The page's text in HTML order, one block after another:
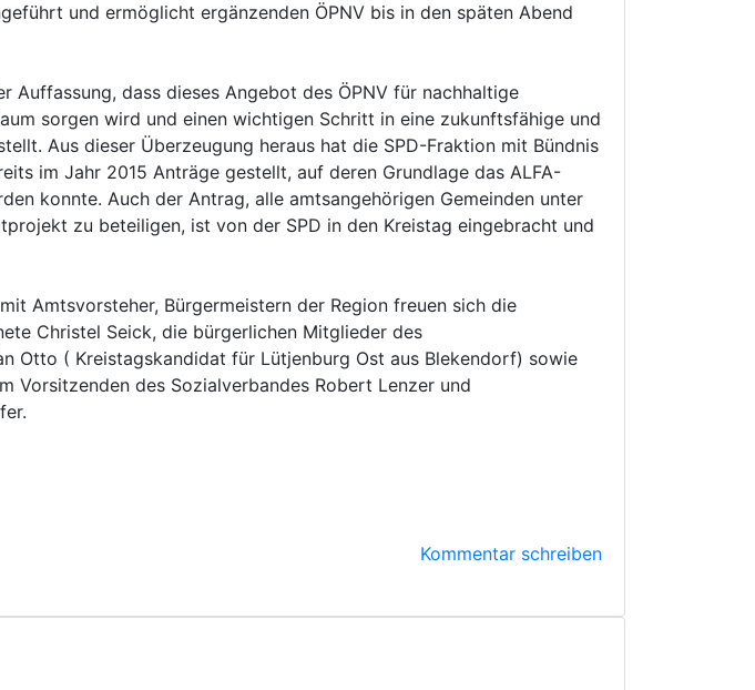
und ermöglicht ergänzenden ÖPNV bis in den späten Abend
Auffassung, dass dieses Angebot des ÖPNV für nachhaltige
sorgen wird und einen wichtigen Schritt in eine zukunftsfähige und
Aus dieser Überzeugung heraus hat die SPD-Fraktion mit Bündnis
im Jahr 2015 Anträge gestellt, auf deren Grundlage das ALFA-
konnte. Auch der Antrag, alle amtsangehörigen Gemeinden unter
zu beteiligen, ist von der SPD in den Kreistag eingebracht und
Amtsvorsteher, Bürgermeistern der Region freuen sich die
Christel Seick, die bürgerlichen Mitglieder des
Otto ( Kreistagskandidat für Lütjenburg Ost aus Blekendorf) sowie
Vorsitzenden des Sozialverbandes Robert Lenzer und
Kommentar schreiben